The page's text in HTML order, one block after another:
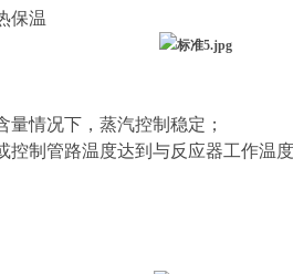
保温
量情况下，蒸汽控制稳定；
控制管路温度达到与反应器工作温